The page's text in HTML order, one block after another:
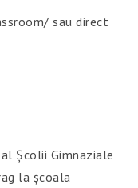
sau direct
Școlii Gimnaziale
la școala